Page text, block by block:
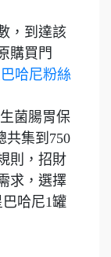
，到達該
購買門
哈尼粉絲
菌腸胃保
共集到750
則，招財
求，選擇
哈尼1罐